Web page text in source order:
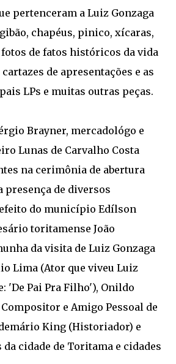
pertenceram a Luiz Gonzaga
chapéus, pinico, xícaras,
de fatos históricos da vida
de apresentações e as
LPs e muitas outras peças.
mercadológo e
Lunas de Carvalho Costa
na cerimônia de abertura
presença de diversos
do município Edílson
toritamense João
da visita de Luiz Gonzaga
Lima (Ator que viveu Luiz
'De Pai Pra Filho'), Onildo
e Amigo Pessoal de
King (Historiador) e
cidade de Toritama e cidades